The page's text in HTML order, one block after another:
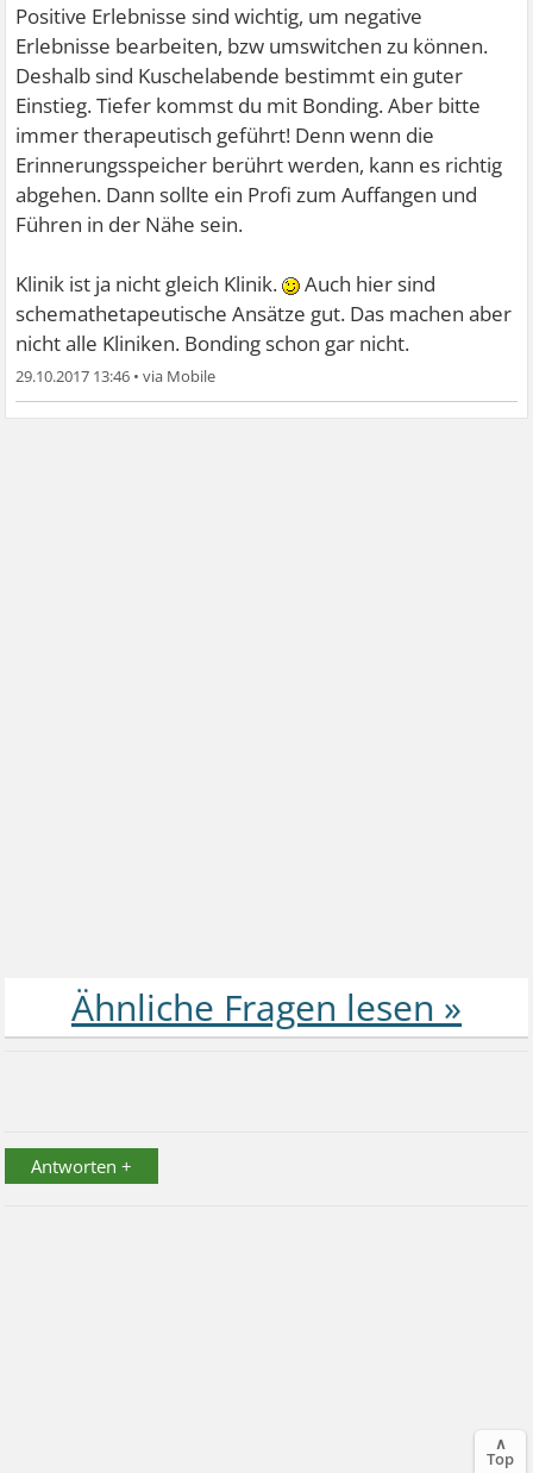
Positive Erlebnisse sind wichtig, um negative
Erlebnisse bearbeiten, bzw umswitchen zu können.
Deshalb sind Kuschelabende bestimmt ein guter
Einstieg. Tiefer kommst du mit Bonding. Aber bitte
immer therapeutisch geführt! Denn wenn die
Erinnerungsspeicher berührt werden, kann es richtig
abgehen. Dann sollte ein Profi zum Auffangen und
Führen in der Nähe sein.
Klinik ist ja nicht gleich Klinik.
Auch hier sind
schemathetapeutische Ansätze gut. Das machen aber
nicht alle Kliniken. Bonding schon gar nicht.
29.10.2017 13:46 •
Antworten +
∧
Top